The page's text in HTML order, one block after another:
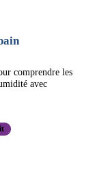
comprendre les
avec